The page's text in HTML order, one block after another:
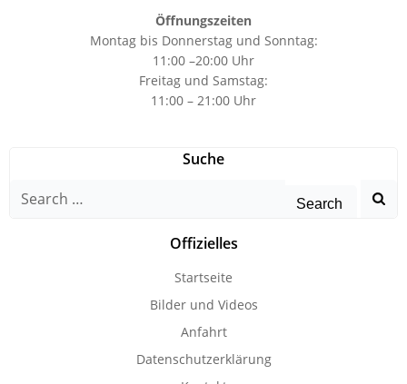
Öffnungszeiten
Montag bis Donnerstag und Sonntag:
11:00 –20:00 Uhr
Freitag und Samstag:
11:00 – 21:00 Uhr
Suche
Search
Offizielles
Startseite
Bilder und Videos
Anfahrt
Datenschutzerklärung